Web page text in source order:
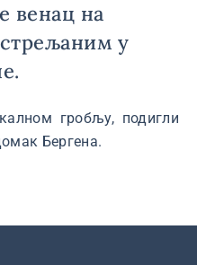
венац на
у
гробљу, подигли
Бергена.